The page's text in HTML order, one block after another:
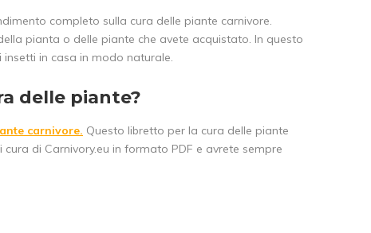
completo sulla cura delle piante carnivore.
pianta o delle piante che avete acquistato. In questo
in casa in modo naturale.
delle piante?
carnivore. Questo libretto per la cura delle piante
di Carnivory.eu in formato PDF e avrete sempre